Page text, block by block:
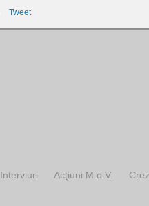
Interviuri Acţiuni M.o.V. Crez
Tweet